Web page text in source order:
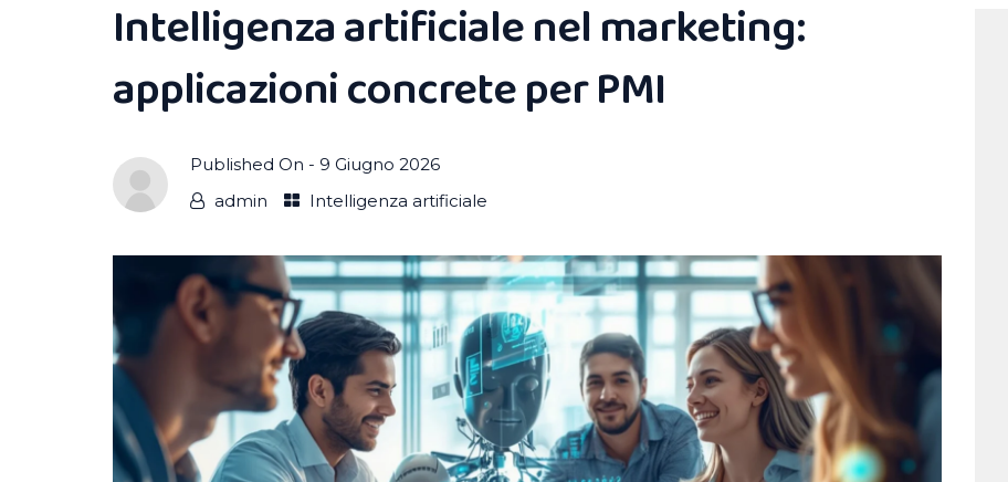
Intelligenza artificiale nel marketing:
applicazioni concrete per PMI
Published On - 9 Giugno 2026
admin
Intelligenza artificiale